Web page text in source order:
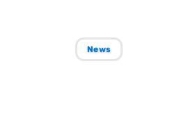
News